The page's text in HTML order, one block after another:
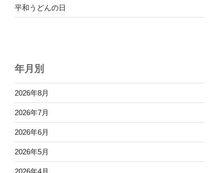
平和うどんの日
年月別
2026年8月
2026年7月
2026年6月
2026年5月
2026年4月